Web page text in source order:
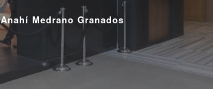
Anahí Medrano Granados